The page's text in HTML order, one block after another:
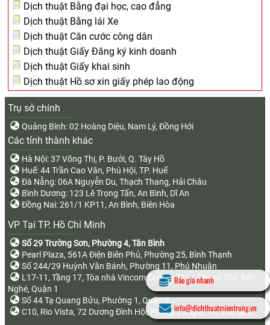
Dịch thuật Bằng đại học, cao đẳng
Dịch thuật Bằng lái Xe
Dịch thuật Căn cước công dân
Dịch thuật Giấy Đăng ký kinh doanh
Dịch thuật Giấy khai sinh
Dịch thuật Hồ sơ xin giấy phép lao động
Trụ sở chính
Quảng Bình: 02 Hoàng Diệu, Nam Lý, Đồng Hới
Các tỉnh thành khác
Hà Nội: 37 Võng Thị, P. Bưởi, Q. Tây Hồ
Huế: 44 Trần Cao Vân, Phú Hội, TP. Huế
Đà Nẵng: 06A Nguyễn Du, Thạch Thang, Hải Châu
Bình Dương: 123 Lê Trọng Tấn, An Bình, Dĩ An
Đồng Nai: 261/1 KP11, An Bình, Biên Hòa
VP Tại TP. Hồ Chí Minh
Số 29 Trường Sơn, Phường 4, Tân Bình
Pearl Plaza, 561A Điện Biên Phủ, Phường 25, Bình Thạnh
Số 244/29 Huỳnh Văn Bánh, Phường 11, Phú Nhuận
L17-11, Tầng 17, Tòa nhà Vincom Center, 72 Lê Thánh Tôn, Bến
Nghé, Quận 1
Số 44 Tạ Quang Bửu, Phường 1, Quận 8
C10, Rio Vista, 72 Dương Đình Hội, Phước Long B, TP. Thủ Đức
Báo giá nhanh
info@dichthuatmientrung.vn